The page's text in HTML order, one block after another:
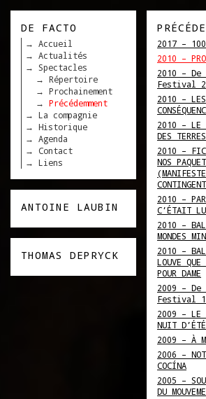
DE FACTO
Accueil
Actualités
Spectacles
Répertoire
Prochainement
Précédemment
La compagnie
Historique
Agenda
Contact
Liens
ANTOINE LAUBIN
THOMAS DEPRYCK
2017 –
2010 –
2010 – De
Festival 2
2010 – LES
2010 – LE
DES
2010 –
NOS
(MANIFESTE
2010 –
C’ÉTAIT
2010 –
MONDES
2010 –
LOUVE
POUR DAME
2009 – De
Festival 1
2009 – LE
NUIT D’ÉTÉ
2009 – À
2006 –
COCÍNA
2005 –
DU